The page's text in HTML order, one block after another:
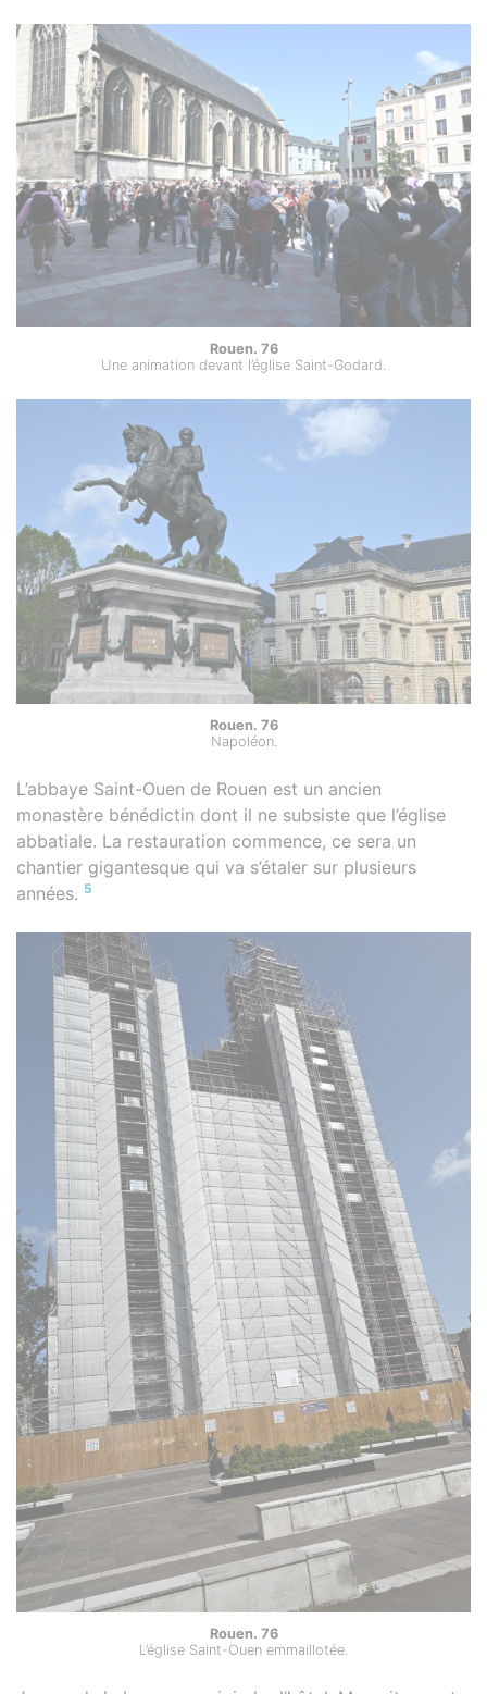
Rouen. 76
Une animation devant l’église Saint-Godard.
Rouen. 76
Napoléon.
L’abbaye Saint-Ouen de Rouen est un ancien
monastère bénédictin dont il ne subsiste que l’église
abbatiale. La restauration commence, ce sera un
chantier gigantesque qui va s’étaler sur plusieurs
années. 5
Rouen. 76
L’église Saint-Ouen emmaillotée.